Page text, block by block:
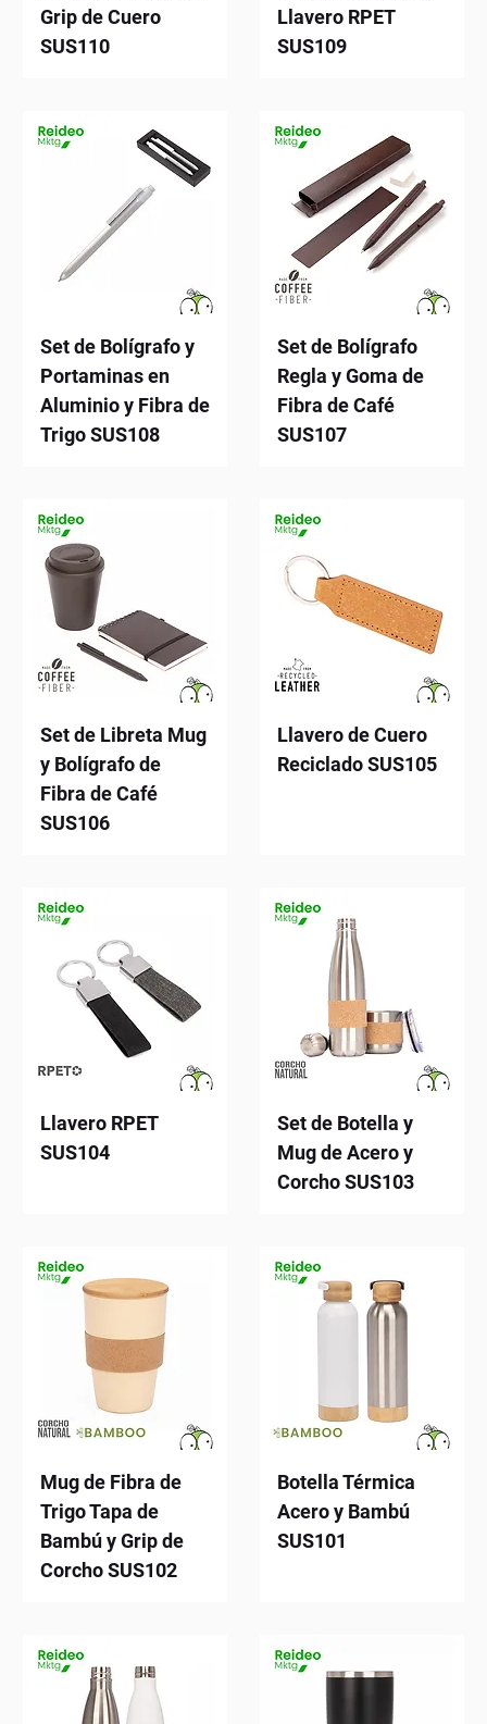
Grip de Cuero
SUS110
Llavero RPET
SUS109
Set de Bolígrafo y
Portaminas en
Aluminio y Fibra de
Trigo SUS108
Set de Bolígrafo
Regla y Goma de
Fibra de Café
SUS107
Set de Libreta Mug
y Bolígrafo de
Fibra de Café
SUS106
Llavero de Cuero
Reciclado SUS105
Llavero RPET
SUS104
Set de Botella y
Mug de Acero y
Corcho SUS103
Mug de Fibra de
Trigo Tapa de
Bambú y Grip de
Corcho SUS102
Botella Térmica
Acero y Bambú
SUS101